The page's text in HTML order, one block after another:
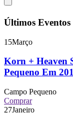
Últimos Eventos
15Março
Korn + Heaven
Pequeno Em
Campo Pequeno
Comprar
27Janeiro